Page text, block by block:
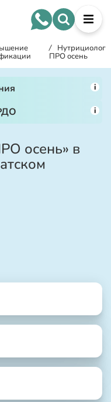
/ Нутрициолог
ПРО осень
i
i
осень» в